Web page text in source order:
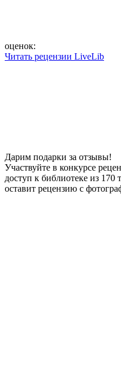
оценок:
Читать рецензии LiveLib
Дарим подарки за отзывы!
Участвуйте в конкурсе
доступ к библиотеке из
оставит рецензию с